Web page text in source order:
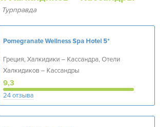
Pomegranate Wellness Spa Hotel5*
Греция, Халкидики – Кассандра, Отели
Халкидиков – Кассандры
9,3
24 отзыва